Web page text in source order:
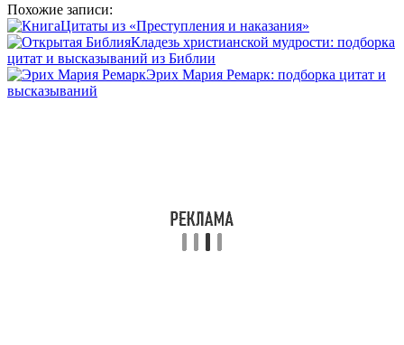
Похожие записи:
Цитаты из «Преступления и наказания»
Кладезь христианской мудрости: подборка
цитат и высказываний из Библии
Эрих Мария Ремарк: подборка цитат и
высказываний